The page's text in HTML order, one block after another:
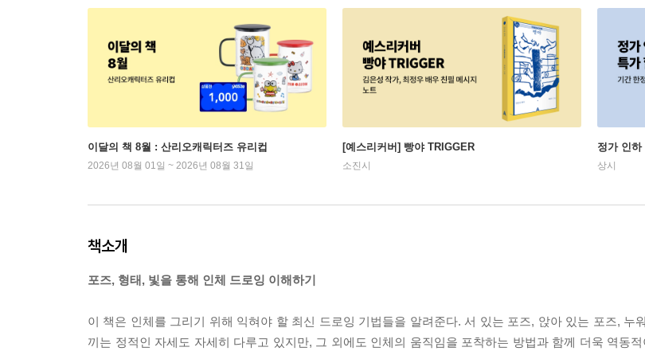
이달의 책 8월 : 산리오캐릭터즈 유리컵
2026년 08월 01일 ~ 2026년 08월 31일
[예스리커버] 빵야 TRIGGER
소진시
정가 인
상시
책소개
포즈, 형태, 빛을 통해 인체 드로잉 이해하기
이 책은 인체를 그리기 위해 익혀야 할 최신 드로잉 기법들을 알려준다. 서 있는 포즈, 앉아 있는 포즈, 누
끼는 정적인 자세도 자세히 다루고 있지만, 그 외에도 인체의 움직임을 포착하는 방법과 함께 더욱 역동